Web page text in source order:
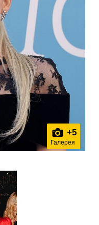
+5
Галерея